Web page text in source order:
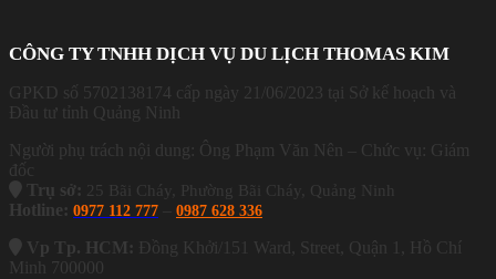
CÔNG TY TNHH DỊCH VỤ DU LỊCH THOMAS KIM
GPKD số 5702138174 cấp ngày 21/06/2023 tại Sở kế hoạch và
Đầu tư tỉnh Quảng Ninh
Người phụ trách nội dung: Ông Phạm Văn Nên – Chức vụ: Giám
đốc
Trụ sở:
25 Bãi Cháy, Phường Bãi Cháy, Quảng Ninh
Hotline: 0977 112 777 0987 628 336
Vp Tp. HCM: Đồng Khởi/151 Ward, Street, Quận 1, Hồ Chí
Minh 700000